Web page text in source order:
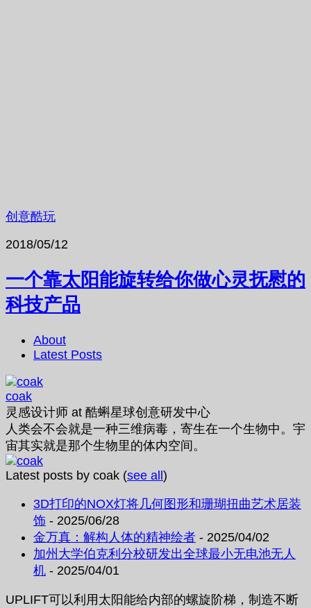
创意酷玩
2018/05/12
一个靠太阳能旋转给你做心灵抚慰的
科技产品
About
Latest Posts
coak
灵感设计师 at 酷蝌星球创意研发中心
人类会不会就是一种三维病毒，寄生在一个生物中。宇
宙其实就是那个生物里的体内空间。
Latest posts by coak (see all)
3D打印的NOX灯将几何图形和珊瑚扭曲艺术居装
饰 - 2025/06/28
金万真：解构人体的精神绘者 - 2025/04/02
加州大学伯克利分校研发出全球最小无电池无人
机 - 2025/04/01
UPLIFT可以利用太阳能给内部的螺旋阶梯，制造不断